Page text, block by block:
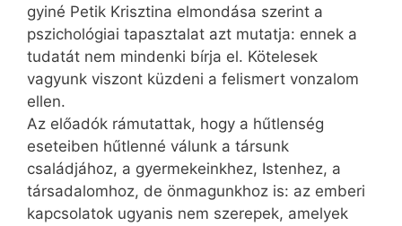
gyiné Petik Krisztina elmondása szerint a
pszichológiai tapasztalat azt mutatja: ennek a
tudatát nem mindenki bírja el. Kötelesek
vagyunk viszont küzdeni a felismert vonzalom
ellen.
Az előadók rámutattak, hogy a hűtlenség
eseteiben hűtlenné válunk a társunk
családjához, a gyermekeinkhez, Istenhez, a
társadalomhoz, de önmagunkhoz is: az emberi
kapcsolatok ugyanis nem szerepek, amelyek